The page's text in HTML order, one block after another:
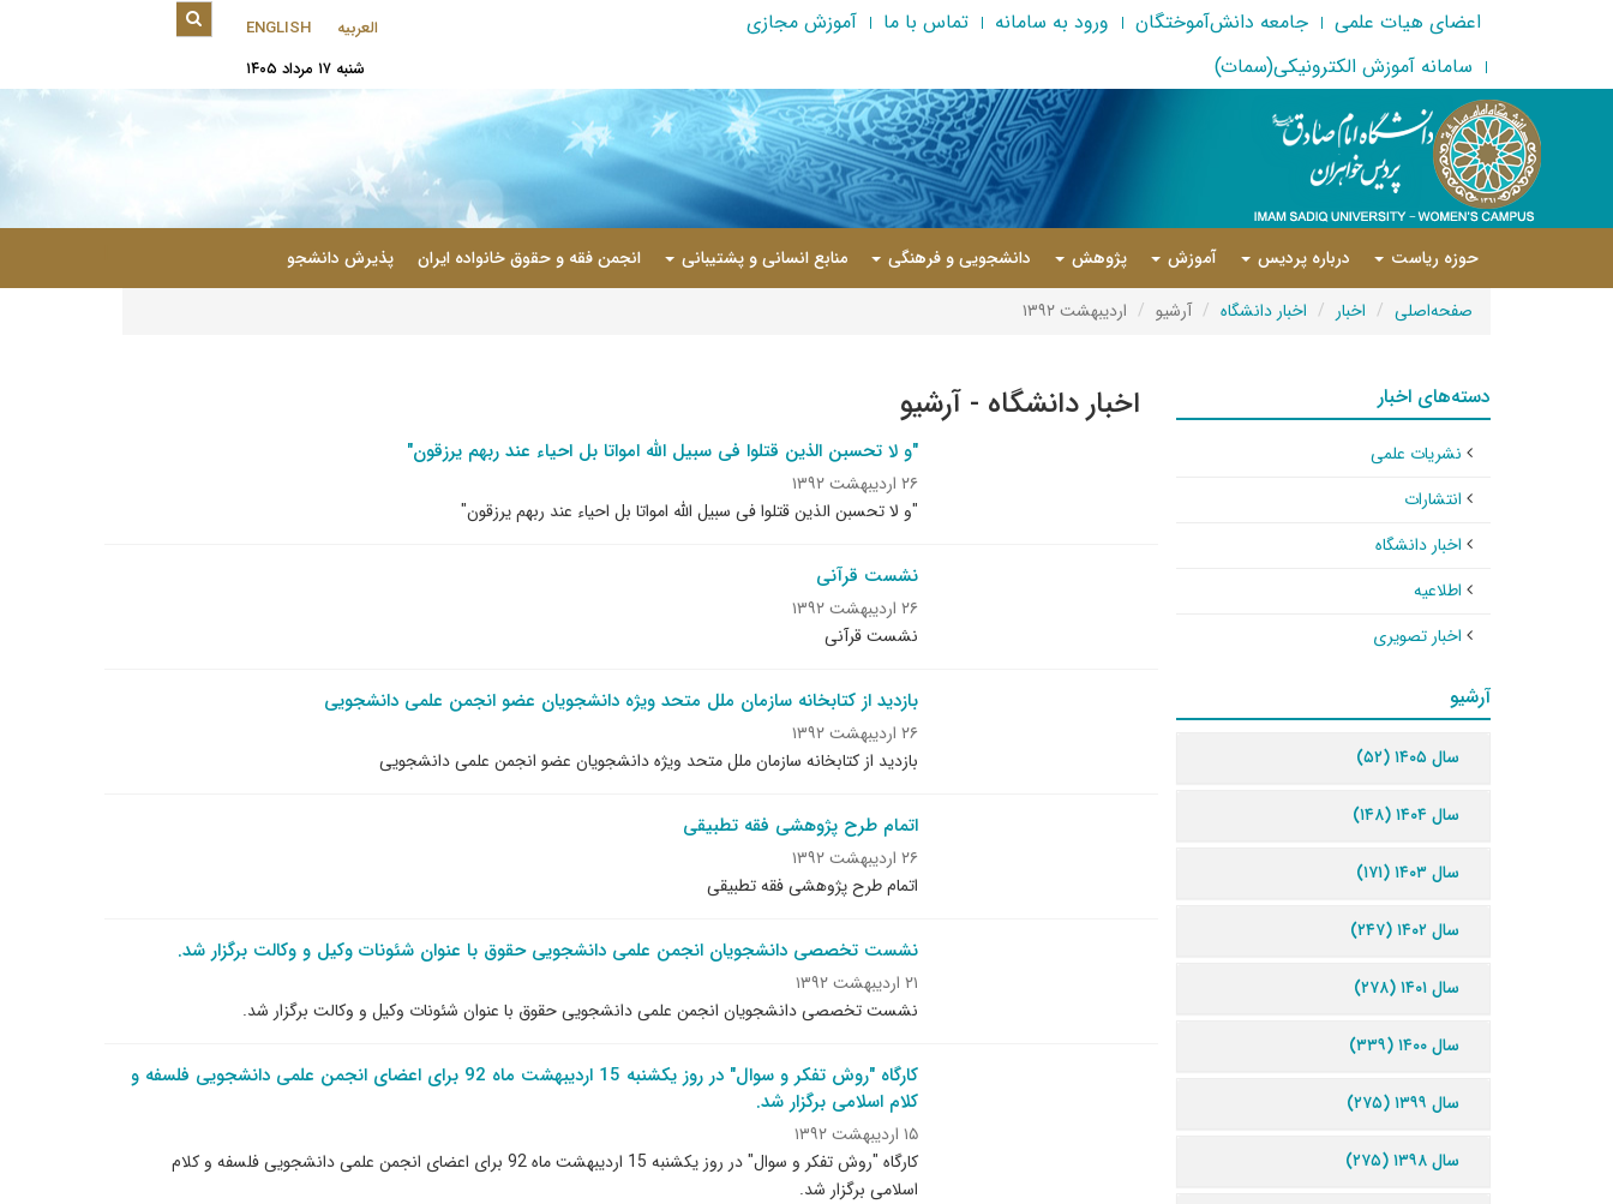
اعضای هیات علمی جامعه دانش‌آموختگان ورود به سامانه تماس با ما
آموزش مجازی
سامانه آموزش الکترونیکی(سمات)
العربیه
ENGLISH
شنبه ۱۷ مرداد ۱۴۰۵
حوزه ریاست درباره پردیس آموزش پژوهش دانشجویی و فرهنگی منابع انسانی و پشتیبانی انجمن فقه و حقوق خانواده ایران پذیرش دانشجو
صفحه‌اصلی اخبار اخبار دانشگاه آرشیو اردیبهشت ۱۳۹۲
اخبار دانشگاه - آرشیو
"و لا تحسبن الذین قتلوا فی سبیل الله امواتا بل احیاء عند ربهم یرزقون"
۲۶ اردیبهشت ۱۳۹۲
"و لا تحسبن الذین قتلوا فی سبیل الله امواتا بل احیاء عند ربهم یرزقون"
نشست قرآنی
۲۶ اردیبهشت ۱۳۹۲
نشست قرآنی
بازدید از کتابخانه سازمان ملل متحد ویژه دانشجویان عضو انجمن علمی دانشجویی
۲۶ اردیبهشت ۱۳۹۲
بازدید از کتابخانه سازمان ملل متحد ویژه دانشجویان عضو انجمن علمی دانشجویی
اتمام طرح پژوهشی فقه تطبیقی
۲۶ اردیبهشت ۱۳۹۲
اتمام طرح پژوهشی فقه تطبیقی
نشست تخصصی دانشجویان انجمن علمی دانشجویی حقوق با عنوان شئونات وکیل و وکالت برگزار شد.
۲۱ اردیبهشت ۱۳۹۲
نشست تخصصی دانشجویان انجمن علمی دانشجویی حقوق با عنوان شئونات وکیل و وکالت برگزار شد.
کارگاه "روش تفکر و سوال" در روز یکشنبه 15 اردیبهشت ماه 92 برای اعضای انجمن علمی دانشجویی فلسفه و
کلام اسلامی برگزار شد.
۱۵ اردیبهشت ۱۳۹۲
کارگاه "روش تفکر و سوال" در روز یکشنبه 15 اردیبهشت ماه 92 برای اعضای انجمن علمی دانشجویی فلسفه و کلام
اسلامی برگزار شد.
دسته‌های اخبار
نشریات علمی
انتشارات
اخبار دانشگاه
اطلاعیه
اخبار تصویری
آرشیو
سال ۱۴۰۵ (۵۲)
سال ۱۴۰۴ (۱۴۸)
سال ۱۴۰۳ (۱۷۱)
سال ۱۴۰۲ (۲۴۷)
سال ۱۴۰۱ (۲۷۸)
سال ۱۴۰۰ (۳۳۹)
سال ۱۳۹۹ (۲۷۵)
سال ۱۳۹۸ (۲۷۵)